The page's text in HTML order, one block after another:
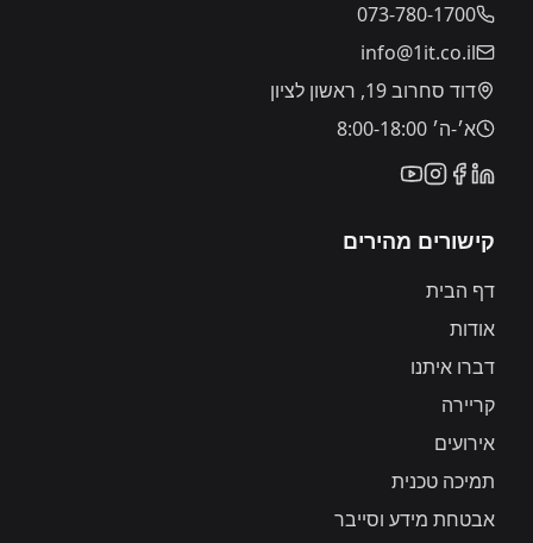
073-780-1700
info@1it.co.il
דוד סחרוב 19, ראשון לציון
א׳-ה׳ 8:00-18:00
קישורים מהירים
דף הבית
אודות
דברו איתנו
קריירה
אירועים
תמיכה טכנית
אבטחת מידע וסייבר